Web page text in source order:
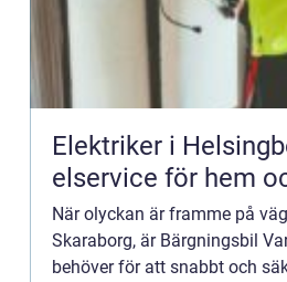
Elektriker i
elservice för hem
När olyckan är framme på
Skaraborg, är Bärgningsbil
behöver för att snabbt och